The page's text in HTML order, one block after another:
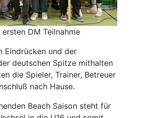
DM Teilnahme
Eindrücken und der
deutschen Spitze mithalten
die Spieler, Trainer, Betreuer
nach Hause.
Beach Saison steht für